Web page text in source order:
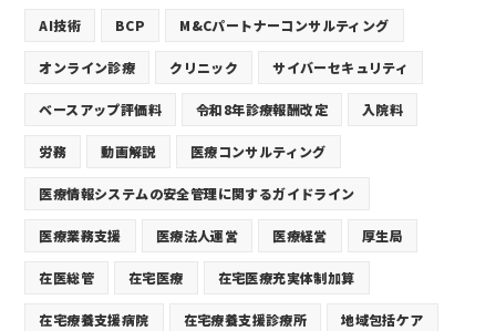
AI技術 BCP M&Cパートナーコンサルティング
オンライン診療 クリニック サイバーセキュリティ
ベースアップ評価料 令和8年診療報酬改定 入院料
労務 動画解説 医療コンサルティング
医療情報システムの安全管理に関するガイドライン
医療業務支援 医療法人運営 医療経営 厚生局
在医総管 在宅医療 在宅医療充実体制加算
在宅療養支援病院 在宅療養支援診療所 地域包括ケア